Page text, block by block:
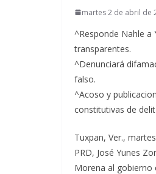
martes 2 de abril de
^Responde Nahle a
transparentes.
^Denunciará
falso.
^Acoso y
constitutivas de
Tuxpan, Ver.,
PRD, José Yunes
Morena al gobierno